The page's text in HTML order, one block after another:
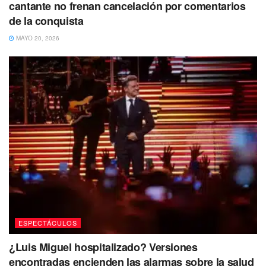
cantante no frenan cancelación por comentarios
de la conquista
MAYO 20, 2026
ESPECTÁCULOS
¿Luis Miguel hospitalizado? Versiones
encontradas encienden las alarmas sobre la salud